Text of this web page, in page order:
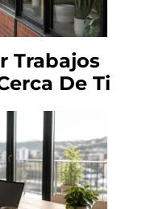
Trabajos
De Ti